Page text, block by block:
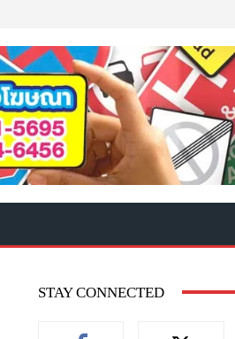
STAY CONNECTED